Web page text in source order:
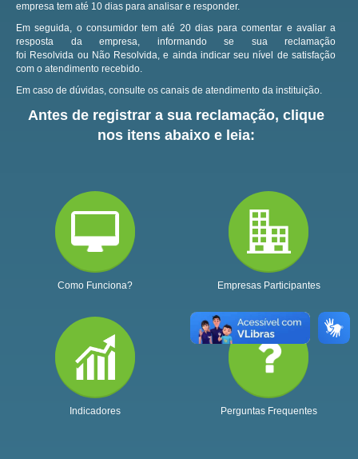
empresa tem até 10 dias para analisar e responder.
Em seguida, o consumidor tem até 20 dias para comentar e avaliar a
resposta da empresa, informando se sua reclamação
foi Resolvida ou Não Resolvida, e ainda indicar seu nível de satisfação
com o atendimento recebido.
Em caso de dúvidas, consulte os canais de atendimento da instituição.
Antes de registrar a sua reclamação, clique
nos itens abaixo e leia:
Como Funciona? Empresas Participantes
Indicadores Perguntas Frequentes